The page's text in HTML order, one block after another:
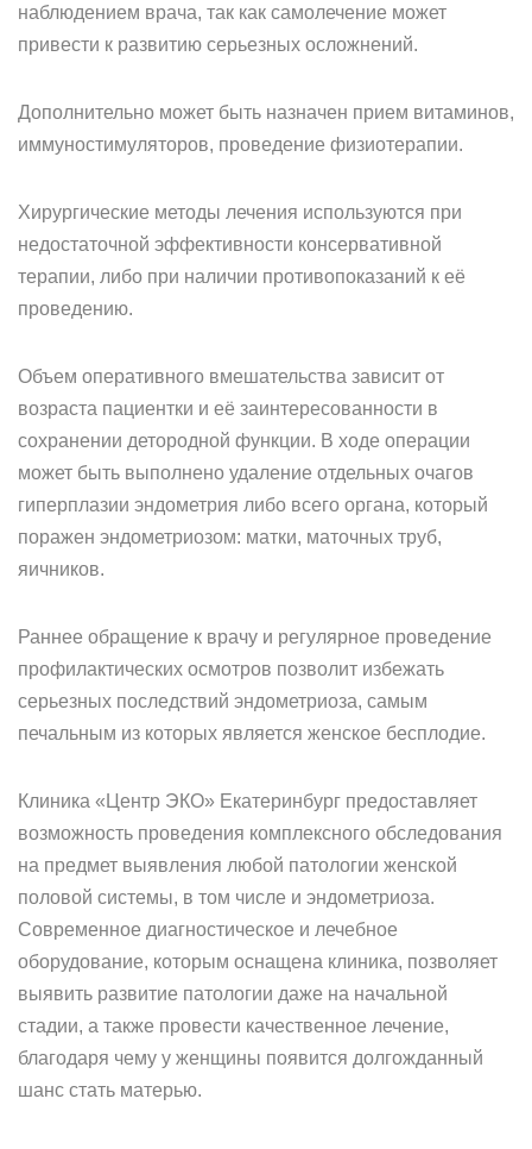
наблюдением врача, так как самолечение может
привести к развитию серьезных осложнений.
Дополнительно может быть назначен прием витаминов,
иммуностимуляторов, проведение физиотерапии.
Хирургические методы лечения используются при
недостаточной эффективности консервативной
терапии, либо при наличии противопоказаний к её
проведению.
Объем оперативного вмешательства зависит от
возраста пациентки и её заинтересованности в
сохранении детородной функции. В ходе операции
может быть выполнено удаление отдельных очагов
гиперплазии эндометрия либо всего органа, который
поражен эндометриозом: матки, маточных труб,
яичников.
Раннее обращение к врачу и регулярное проведение
профилактических осмотров позволит избежать
серьезных последствий эндометриоза, самым
печальным из которых является женское бесплодие.
Клиника «Центр ЭКО» Екатеринбург предоставляет
возможность проведения комплексного обследования
на предмет выявления любой патологии женской
половой системы, в том числе и эндометриоза.
Современное диагностическое и лечебное
оборудование, которым оснащена клиника, позволяет
выявить развитие патологии даже на начальной
стадии, а также провести качественное лечение,
благодаря чему у женщины появится долгожданный
шанс стать матерью.